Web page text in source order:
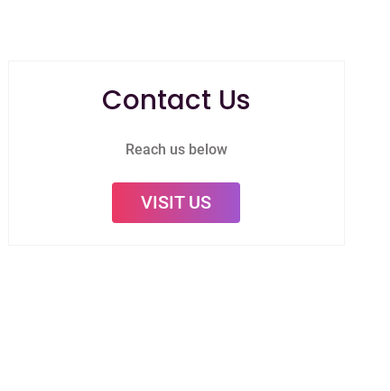
Contact Us
Reach us below
VISIT US